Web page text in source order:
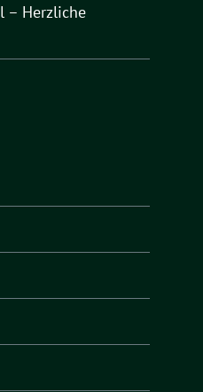
– Herzliche